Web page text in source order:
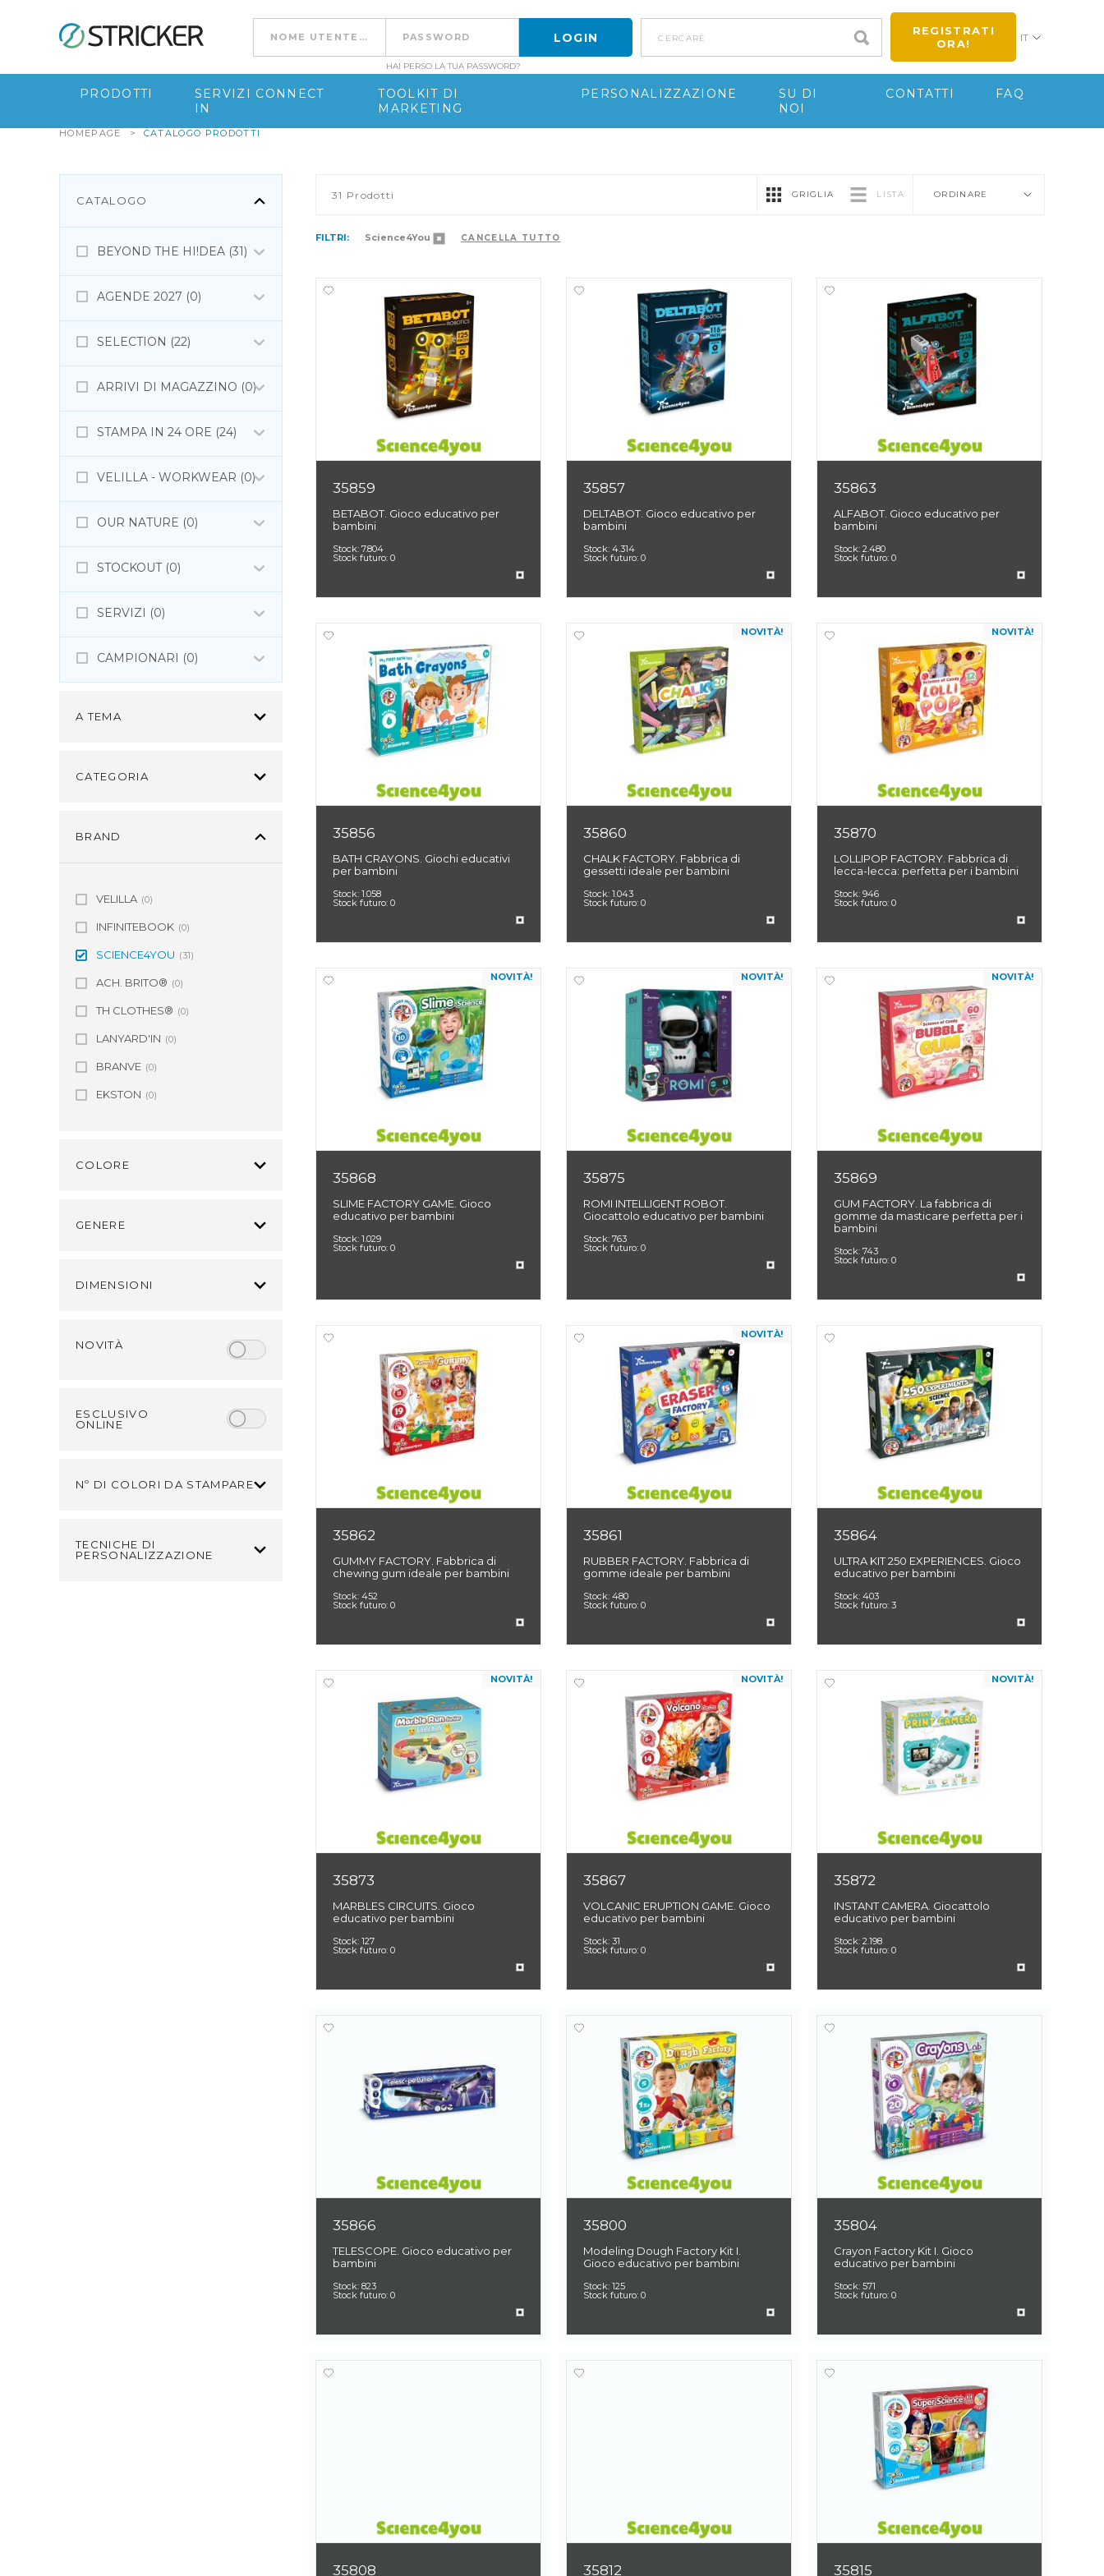
Go to content
HAI PERSO LA TUA PASSWORD?
cercare
REGISTRATI
ORA!
IT
PRODOTTI
SERVIZI CONNECT
IN
TOOLKIT DI
MARKETING
PERSONALIZZAZIONE
SU DI
NOI
CONTATTI FAQ
HOMEPAGE > CATALOGO PRODOTTI
CATALOGO
BEYOND THE HI!DEA (31)
AGENDE 2027 (0)
SELECTION (22)
ARRIVI DI MAGAZZINO (0)
STAMPA IN 24 ORE (24)
VELILLA - WORKWEAR (0)
OUR NATURE (0)
STOCKOUT (0)
SERVIZI (0)
CAMPIONARI (0)
A TEMA
CATEGORIA
BRAND
VELILLA (0)
INFINITEBOOK (0)
SCIENCE4YOU (31)
ACH. BRITO® (0)
TH CLOTHES® (0)
LANYARD'IN (0)
BRANVE (0)
EKSTON (0)
COLORE
GENERE
DIMENSIONI
NOVITÀ
ESCLUSIVO
ONLINE
Nº DI COLORI DA STAMPARE
TECNICHE DI
PERSONALIZZAZIONE
FILTRI: Science4You CANCELLA TUTTO
31 Prodotti GRIGLIA LISTA ORDINARE
35859
BETABOT. Gioco educativo per
bambini
Stock: 7.804
Stock futuro: 0
35857
DELTABOT. Gioco educativo per
bambini
Stock: 4.314
Stock futuro: 0
35863
ALFABOT. Gioco educativo per
bambini
Stock: 2.480
Stock futuro: 0
35856
BATH CRAYONS. Giochi educativi
per bambini
Stock: 1.058
Stock futuro: 0
NOVITÀ!
35860
CHALK FACTORY. Fabbrica di
gessetti ideale per bambini
Stock: 1.043
Stock futuro: 0
NOVITÀ!
35870
LOLLIPOP FACTORY. Fabbrica di
lecca-lecca: perfetta per i bambini
Stock: 946
Stock futuro: 0
NOVITÀ!
35868
SLIME FACTORY GAME. Gioco
educativo per bambini
Stock: 1.029
Stock futuro: 0
NOVITÀ!
35875
ROMI INTELLIGENT ROBOT.
Giocattolo educativo per bambini
Stock: 763
Stock futuro: 0
NOVITÀ!
35869
GUM FACTORY. La fabbrica di
gomme da masticare perfetta per i
bambini
Stock: 743
Stock futuro: 0
35862
GUMMY FACTORY. Fabbrica di
chewing gum ideale per bambini
Stock: 452
Stock futuro: 0
NOVITÀ!
35861
RUBBER FACTORY. Fabbrica di
gomme ideale per bambini
Stock: 480
Stock futuro: 0
35864
ULTRA KIT 250 EXPERIENCES. Gioco
educativo per bambini
Stock: 403
Stock futuro: 3
NOVITÀ!
35873
MARBLES CIRCUITS. Gioco
educativo per bambini
Stock: 127
Stock futuro: 0
NOVITÀ!
35867
VOLCANIC ERUPTION GAME. Gioco
educativo per bambini
Stock: 31
Stock futuro: 0
NOVITÀ!
35872
INSTANT CAMERA. Giocattolo
educativo per bambini
Stock: 2.198
Stock futuro: 0
35866
TELESCOPE. Gioco educativo per
bambini
Stock: 823
Stock futuro: 0
35800
Modeling Dough Factory Kit I.
Gioco educativo per bambini
Stock: 125
Stock futuro: 0
35804
Crayon Factory Kit I. Gioco
educativo per bambini
Stock: 571
Stock futuro: 0
35808 35812 35815